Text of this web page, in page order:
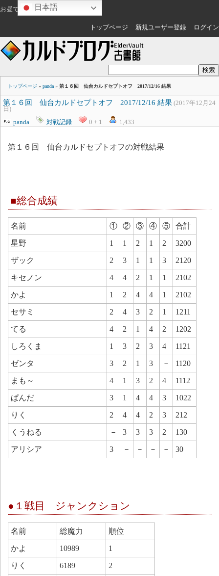
お昼ですね ゲスト さん
トップページ 新規ユーザー登録 ログイン
トップページ » panda » 第１６回 仙台カルドセプトオフ 2017/12/16 結果
第１６回 仙台カルドセプトオフ 2017/12/16 結果 (2017年12月24
日)
panda
対戦記録 0 + 1 1,433
第１６回 仙台カルドセプトオフの対戦結果
■総合成績
名前 ① ② ③ ④ ⑤ 合計
星野 1 1 2 1 2 3200
ザック 2 3 1 1 3 2120
キセノン 4 4 2 1 1 2102
かよ 1 2 4 4 1 2102
セサミ 2 4 3 2 1 1211
てる 4 2 1 4 2 1202
しろくま 1 3 2 3 4 1121
ゼンタ 3 2 1 3 － 1120
まも～ 4 1 3 2 4 1112
ぱんだ 3 1 4 4 3 1022
りく 2 4 4 2 3 212
くうねる － 3 3 3 2 130
アリシア 3 － － － － 30
●１戦目 ジャンクション
名前 総魔力 順位
かよ 10989 1
りく 6189 2
日本語